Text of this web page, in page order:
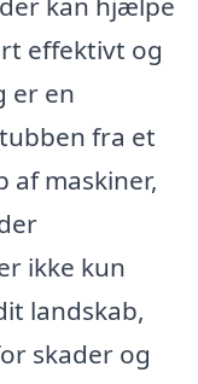
effektivt og
er en
fra et
maskiner,
ikke kun
landskab,
skader og